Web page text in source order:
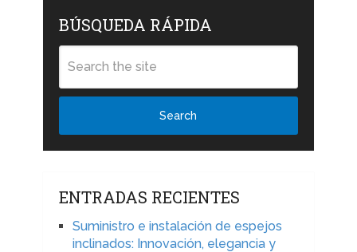
BÚSQUEDA RÁPIDA
Search
ENTRADAS RECIENTES
Suministro e instalación de espejos
inclinados: Innovación, elegancia y